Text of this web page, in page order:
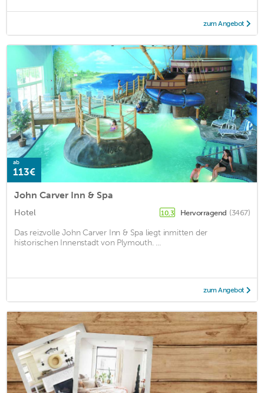
zum Angebot
ab
113€
John Carver Inn & Spa
Hotel 10,3 Hervorragend (3467)
Das reizvolle John Carver Inn & Spa liegt inmitten der
historischen Innenstadt von Plymouth. ...
zum Angebot